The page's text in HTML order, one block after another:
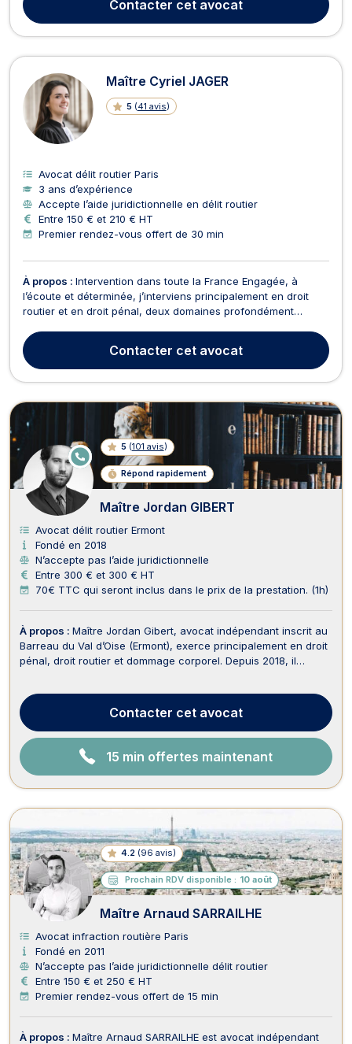
bien en droit pénal qu’en droit de...
Contacter cet avocat
Maître Cyriel JAGER
5 (41 avis)
Avocat délit routier Paris
3 ans d’expérience
Accepte l’aide juridictionnelle en délit routier
Entre 150 € et 210 € HT
Premier rendez-vous offert de 30 min
À propos : Intervention dans toute la France Engagée, à
l’écoute et déterminée, j’interviens principalement en droit
routier et en droit pénal, deux domaines profondément
marquée par l’urgence, l’injustice ou l’incompréhension. En
droit routier, je suis aux côtés des conducteurs...
Contacter cet avocat
5 (101 avis)
Répond rapidement
E
N
E
Maître Jordan GIBERT
Avocat délit routier Ermont
Fondé en 2018
N’accepte pas l’aide juridictionnelle
Entre 300 € et 300 € HT
70€ TTC qui seront inclus dans le prix de la prestation. (1h)
À propos : Maître Jordan Gibert, avocat indépendant inscrit au
Barreau du Val d’Oise (Ermont), exerce principalement en droit
pénal, droit routier et dommage corporel. Depuis 2018, il
ou leur réputation sont en jeu. I...
Contacter cet avocat
15 min offertes maintenant
4.2 (96 avis)
Prochain RDV disponible : 10 août
Maître Arnaud SARRAILHE
Avocat infraction routière Paris
Fondé en 2011
N’accepte pas l’aide juridictionnelle délit routier
Entre 150 € et 250 € HT
Premier rendez-vous offert de 15 min
À propos : Maître Arnaud SARRAILHE est avocat indépendant